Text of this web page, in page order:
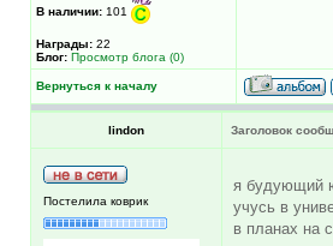
В наличии: 101
Награды: 22
Блог: Просмотр блога (0)
Вернуться к началу
lindon Заголовок
Постелила коврик
я будующий
учусь в
в планах на